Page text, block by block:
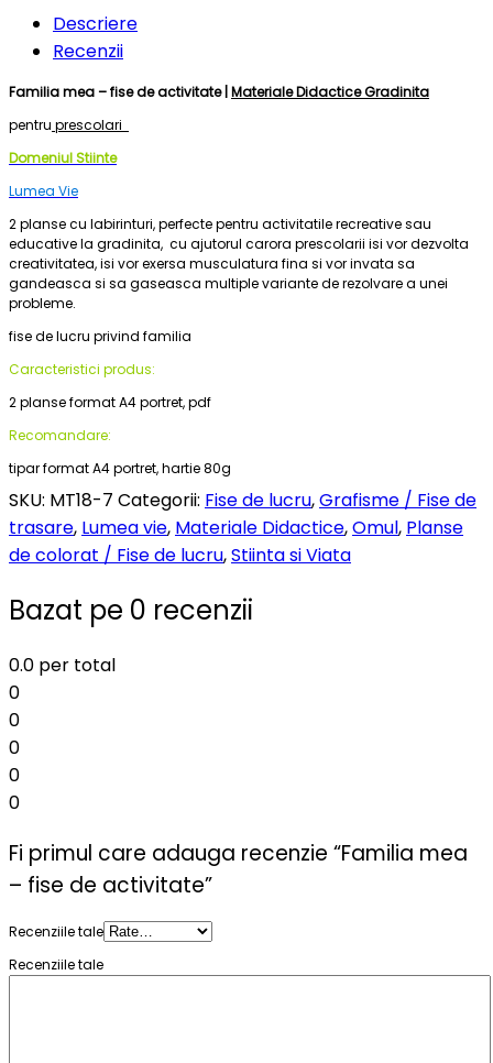
Descriere
Recenzii
Familia mea – fise de activitate | Materiale Didactice Gradinita
pentru prescolari
Domeniul Stiinte
Lumea Vie
2 planse cu labirinturi, perfecte pentru activitatile recreative sau
educative la gradinita, cu ajutorul carora prescolarii isi vor dezvolta
creativitatea, isi vor exersa musculatura fina si vor invata sa
gandeasca si sa gaseasca multiple variante de rezolvare a unei
probleme.
fise de lucru privind familia
Caracteristici produs:
2 planse format A4 portret, pdf
Recomandare:
tipar format A4 portret, hartie 80g
SKU: MT18-7 Categorii: Fise de lucru,Grafisme / Fise de
trasare, Lumea vie, Materiale Didactice,Omul, Planse
de colorat / Fise de lucru,Stiinta si Viata
Bazat pe 0 recenzii
0.0 per total
0
0
0
0
0
Fi primul care adauga recenzie “Familia mea
– fise de activitate”
Recenziile tale
Recenziile tale